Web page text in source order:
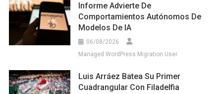
Informe Advierte De
Comportamientos Autónomos De
Modelos De IA
06/08/2026
Managed WordPress Migration User
Luis Arráez Batea Su Primer
Cuadrangular Con Filadelfia